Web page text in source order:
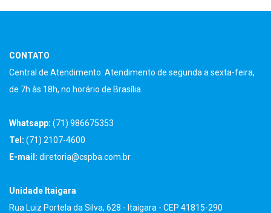
CONTATO
Central de Atendimento: Atendimento de segunda a sexta-feira,
de 7h às 18h, no horário de Brasília.
Whatsapp: (71) 986675353
Tel: (71) 2107-4600
E-mail: diretoria@cspba.com.br
Unidade Itaigara
Rua Luiz Portela da Silva, 628 - Itaigara - CEP 41815-290